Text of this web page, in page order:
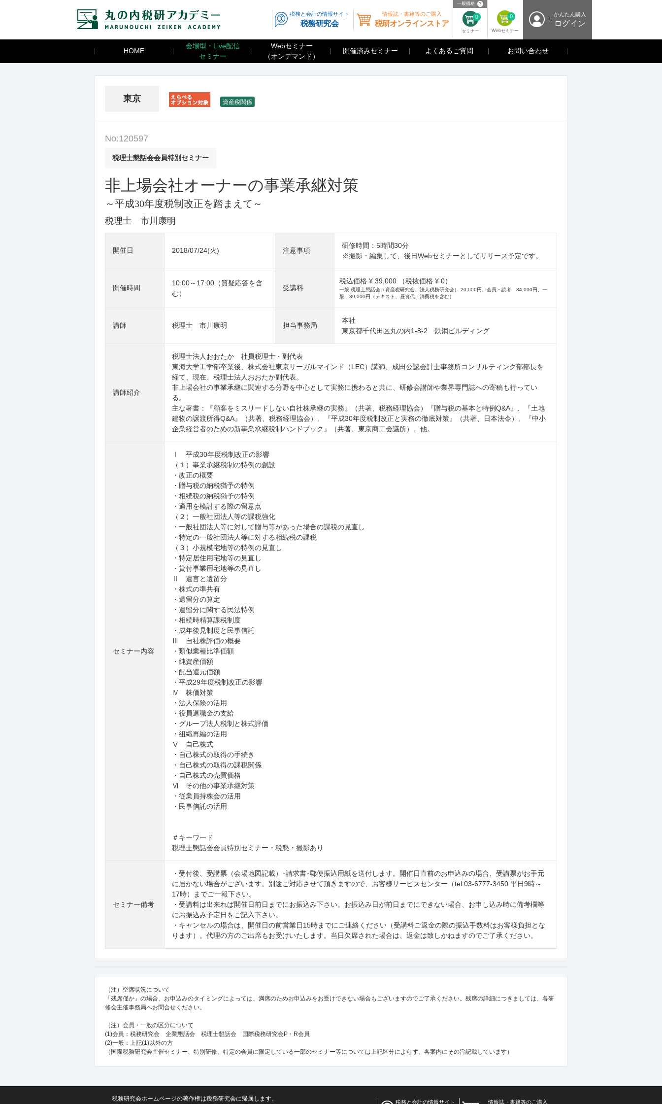
かんたん購入
ログイン
一般価格 ？
セミナー
0
Webセミナー
0
税務と会計の情報サイト
税務研究会
情報誌・書籍等のご購入
税研オンラインストア
HOME
会場型・Live配信
セミナー
Webセミナー
（オンデマンド）
開催済みセミナー よくあるご質問 お問い合わせ
東京
資産税関係
No:120597
税理士懇話会会員特別セミナー
非上場会社オーナーの事業承継対策
～平成30年度税制改正を踏まえて～
税理士 市川康明
開催日 2018/07/24(火) 注意事項
研修時間：5時間30分
※撮影・編集して、後日Webセミナーとしてリリース予定です。
開催時間
10:00～17:00（質疑応答を含
む）
受講料
税込価格 ¥ 39,000 （税抜価格 ¥ 0）
一般 税理士懇話会（資産税研究会、法人税務研究会） 20,000円、会員・読者 34,000円、一
般 39,000円（テキスト、昼食代、消費税を含む）
講師 税理士 市川康明 担当事務局
本社
東京都千代田区丸の内1-8-2 鉄鋼ビルディング
講師紹介
税理士法人おおたか 社員税理士・副代表
東海大学工学部卒業後、株式会社東京リーガルマインド（LEC）講師、成田公認会計士事務所コンサルティング部部長を
経て、現在、税理士法人おおたか副代表。
非上場会社の事業承継に関連する分野を中心として実務に携わると共に、研修会講師や業界専門誌への寄稿も行ってい
る。
主な著書：『顧客をミスリードしない自社株承継の実務』（共著、税務経理協会）『贈与税の基本と特例Q&A』、『土地
建物の譲渡所得Q&A』（共著、税務経理協会）、『平成30年度税制改正と実務の徹底対策』（共著、日本法令）、『中小
企業経営者のための新事業承継税制ハンドブック』（共著、東京商工会議所）、他。
セミナー内容
Ⅰ 平成30年度税制改正の影響
（１）事業承継税制の特例の創設
・改正の概要
・贈与税の納税猶予の特例
・相続税の納税猶予の特例
・適用を検討する際の留意点
（２）一般社団法人等の課税強化
・一般社団法人等に対して贈与等があった場合の課税の見直し
・特定の一般社団法人等に対する相続税の課税
（３）小規模宅地等の特例の見直し
・特定居住用宅地等の見直し
・貸付事業用宅地等の見直し
Ⅱ 遺言と遺留分
・株式の準共有
・遺留分の算定
・遺留分に関する民法特例
・相続時精算課税制度
・成年後見制度と民事信託
Ⅲ 自社株評価の概要
・類似業種比準価額
・純資産価額
・配当還元価額
・平成29年度税制改正の影響
Ⅳ 株価対策
・法人保険の活用
・役員退職金の支給
・グループ法人税制と株式評価
・組織再編の活用
Ⅴ 自己株式
・自己株式の取得の手続き
・自己株式の取得の課税関係
・自己株式の売買価格
Ⅵ その他の事業承継対策
・従業員持株会の活用
・民事信託の活用
＃キーワード
税理士懇話会会員特別セミナー・税懇・撮影あり
セミナー備考
・受付後、受講票（会場地図記載）･請求書･郵便振込用紙を送付します。開催日直前のお申込みの場合、受講票がお手元
に届かない場合がございます。別途ご対応させて頂きますので、お客様サービスセンター（tel:03-6777-3450 平日9時～
17時）までご一報下さい。
・受講料は出来れば開催日前日までにお振込み下さい。お振込み日が前日までにできない場合、お申し込み時に備考欄等
にお振込み予定日をご記入下さい。
・キャンセルの場合は、開催日の前営業日15時までにご連絡ください（受講料ご返金の際の振込手数料はお客様負担とな
ります）。代理の方のご出席もお受けいたします。当日欠席された場合は、返金は致しかねますのでご了承ください。
（注）空席状況について
「残席僅か」の場合、お申込みのタイミングによっては、満席のためお申込みをお受けできない場合もございますのでご了承ください。残席の詳細につきましては、各研
修会主催事務局へお問合せください。
（注）会員・一般の区分について
(1)会員：税務研究会 企業懇話会 税理士懇話会 国際税務研究会P・R会員
(2)一般：上記(1)以外の方
（国際税務研究会主催セミナー、特別研修、特定の会員に限定している一部のセミナー等については上記区分によらず、各案内にその旨記載しています）
税務研究会ホームページの著作権は税務研究会に帰属します。 税務と会計の情報サイト 情報誌・書籍等のご購入